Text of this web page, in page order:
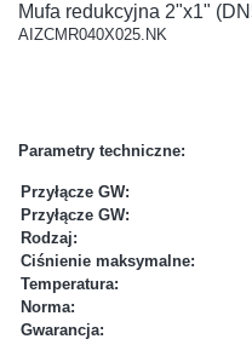
Mufa redukcyjna 2"x1"
AIZCMR040X025.NK
Parametry techniczne:
Przyłącze GW:
Przyłącze GW:
Rodzaj:
Ciśnienie maksymalne:
Temperatura:
Norma:
Gwarancja: